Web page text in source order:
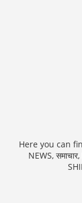
Here you can
NEWS,